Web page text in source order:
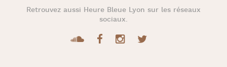
Retrouvez aussi Heure Bleue Lyon sur les réseaux
sociaux.